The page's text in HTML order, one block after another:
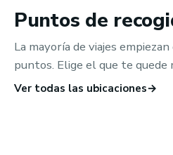
Puntos de
La mayoría de viajes
puntos. Elige el que te quede
Ver todas las ubicaciones→
NORWAY
Sandefjord Torp
Oslo City Center
NORWAY